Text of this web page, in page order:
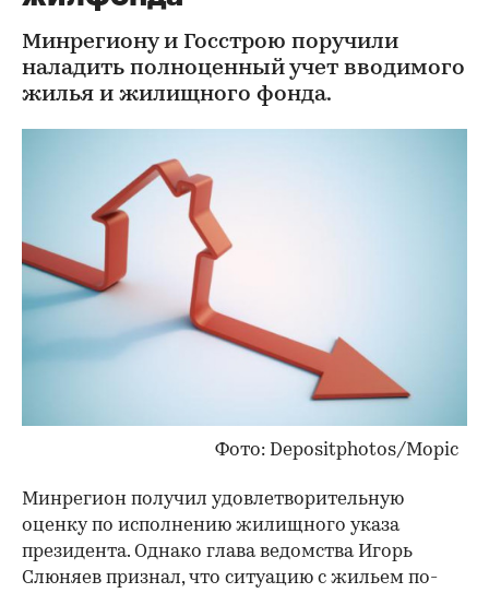
Минрегиону и Госстрою поручили
наладить полноценный учет вводимого
жилья и жилищного фонда.
Фото: Depositphotos/Mopic
Минрегион получил удовлетворительную
оценку по исполнению жилищного указа
президента. Однако глава ведомства Игорь
Слюняев признал, что ситуацию с жильем по-